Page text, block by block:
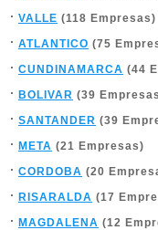
VALLE (118 Empresas)
ATLANTICO (75
CUNDINAMARCA (44
BOLIVAR (39
SANTANDER (39
META (21 Empresas)
CORDOBA (20
RISARALDA (17
MAGDALENA (12